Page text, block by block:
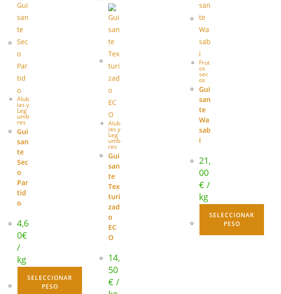
Alub
ias y
Leg
umb
res
Gui
san
te
Sec
o
Par
tid
o
4,6
0€
/
kg
SELECCIONAR
PESO
Alub
ias y
Leg
umb
res
Gui
san
te
Tex
turi
zad
o
EC
O
14,
50
€ /
Frut
os
sec
os
Gui
san
te
Wa
sab
i
21,
00
€ /
kg
SELECCIONAR
PESO